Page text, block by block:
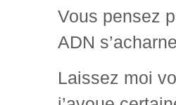
Vous pensez
ADN
Laissez moi